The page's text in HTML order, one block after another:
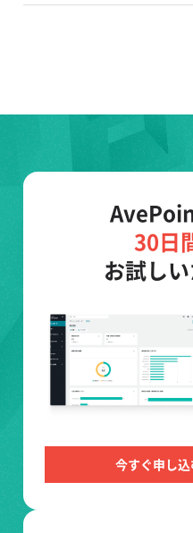
30日
お試し
今すぐ申し込